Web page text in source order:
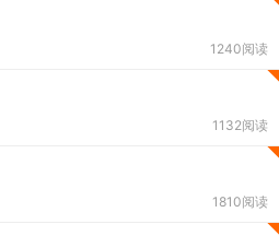
1240阅读
1132阅读
1810阅读